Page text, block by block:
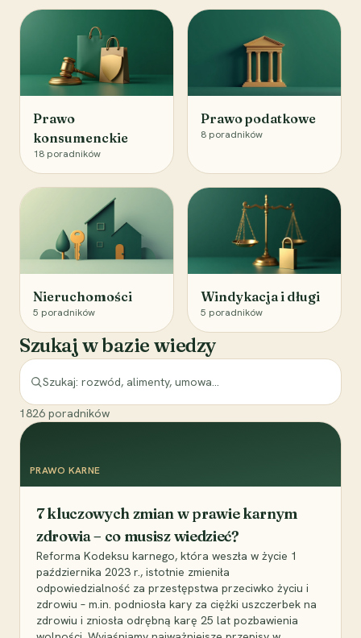
Prawo
konsumenckie
18 poradników
Prawo podatkowe
8 poradników
Nieruchomości
5 poradników
Windykacja i długi
5 poradników
Szukaj w bazie wiedzy
1826 poradników
PRAWO KARNE
7 kluczowych zmian w prawie karnym
zdrowia – co musisz wiedzieć?
Reforma Kodeksu karnego, która weszła w życie 1
października 2023 r., istotnie zmieniła
odpowiedzialność za przestępstwa przeciwko życiu i
zdrowiu – m.in. podniosła kary za ciężki uszczerbek na
zdrowiu i zniosła odrębną karę 25 lat pozbawienia